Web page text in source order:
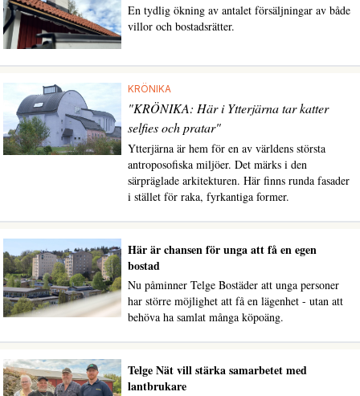
En tydlig ökning av antalet försäljningar av både
villor och bostadsrätter.
KRÖNIKA
"KRÖNIKA: Här i Ytterjärna tar katter
selfies och pratar"
Ytterjärna är hem för en av världens största
antroposofiska miljöer. Det märks i den
särpräglade arkitekturen. Här finns runda fasader
i stället för raka, fyrkantiga former.
Här är chansen för unga att få en egen
bostad
Nu påminner Telge Bostäder att unga personer
har större möjlighet att få en lägenhet - utan att
behöva ha samlat många köpoäng.
Telge Nät vill stärka samarbetet med
lantbrukare